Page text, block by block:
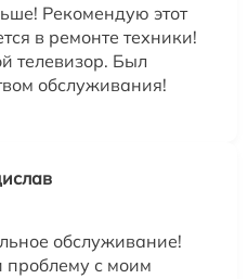
Рекомендую этот
в ремонте техники!
телевизор. Был
обслуживания!
обслуживание!
с моим